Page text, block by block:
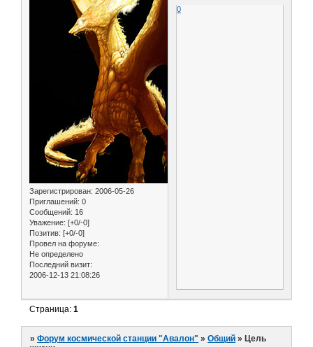
Зарегистрирован: 2006-05-26
Приглашений: 0
Сообщений: 16
Уважение: [+0/-0]
Позитив: [+0/-0]
Провел на форуме:
Не определено
Последний визит:
2006-12-13 21:08:26
0
Страница:1
»Форум космической станции "Авалон" »Общий »Цель